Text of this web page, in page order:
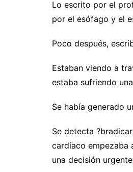
Lo escrito por el
por el esófago y el
Poco después,
Estaban viendo a
estaba sufriendo
Se había generado
Se detecta
cardíaco empezaba
una decisión